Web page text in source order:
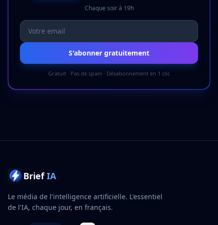
Chaque soir à 19h
S'abonner gratuitement
Gratuit · Pas de spam · Désabonnement en 1 clic
Brief IA
Le média de l'intelligence artificielle. L'essentiel
de l'IA, chaque jour, en français.